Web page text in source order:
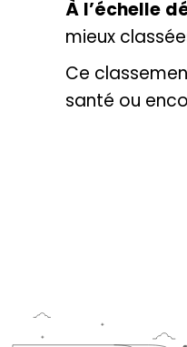
À l’échelle
mieux
Ce
santé ou